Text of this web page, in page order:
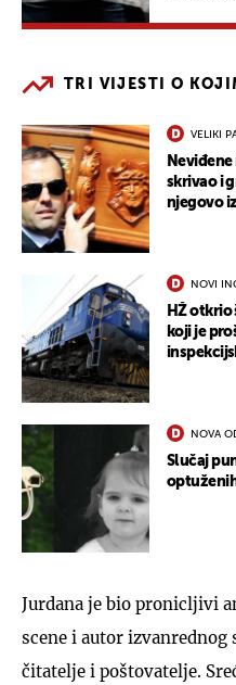
TRI VIJESTI O
VELIKI
skrivao i
njegovo
NOVI
HŽ
koji je
NOVA
Slučaj
Jurdana je bio pronicljivi
scene i autor
čitatelje i poštovatelje.